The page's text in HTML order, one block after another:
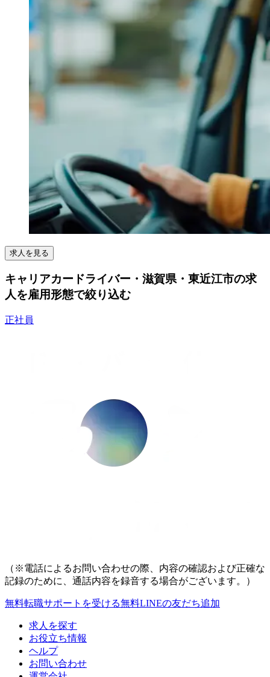
求人を見る
キャリアカードライバー・滋賀県・東近江市の求
人を雇用形態で絞り込む
正社員
（※電話によるお問い合わせの際、内容の確認および正確な
記録のために、通話内容を録音する場合がございます。）
無料転職サポートを受ける無料LINEの友だち追加
求人を探す
お役立ち情報
ヘルプ
お問い合わせ